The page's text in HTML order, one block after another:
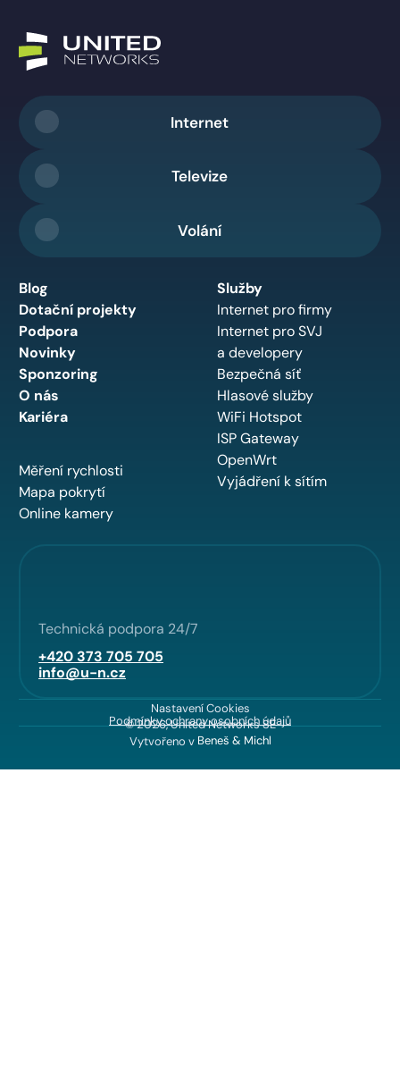
Internet
Televize
Volání
Blog
Dotační projekty
Podpora
Novinky
Sponzoring
O nás
Kariéra
Měření rychlosti
Mapa pokrytí
Online kamery
Služby
Internet pro firmy
Internet pro SVJ
a developery
Bezpečná síť
Hlasové služby
WiFi Hotspot
ISP Gateway
OpenWrt
Vyjádření k sítím
Technická podpora 24/7
+420 373 705 705
info@u-n.cz
Nastavení Cookies
Podmínky ochrany osobních údajů
© 2026, United Networks SE
Vytvořeno v Beneš & Michl